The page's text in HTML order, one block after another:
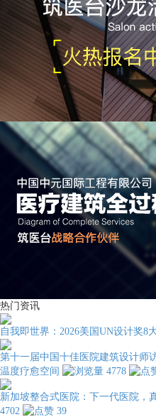
热门资讯
自我即世界：2026美国UN设计奖8
第十一届中国十佳医院建筑设计师
温度疗愈空间
4778
新加坡整合式医院：下一代医院，
4702
39